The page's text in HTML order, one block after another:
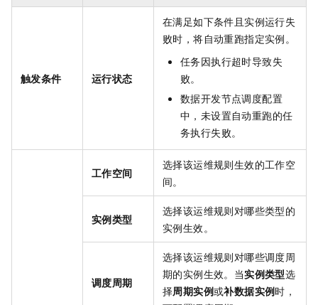
触发条件 运行状态
在满足如下条件且实例运行失
败时，将自动重跑指定实例。
任务因执行超时导致失
败。
数据开发节点调度配置
中，未设置自动重跑的任
务执行失败。
工作空间
选择该运维规则生效的工作空
间。
实例类型
选择该运维规则对哪些类型的
实例生效。
调度周期
选择该运维规则对哪些调度周
期的实例生效。当实例类型选
择周期实例或补数据实例时，